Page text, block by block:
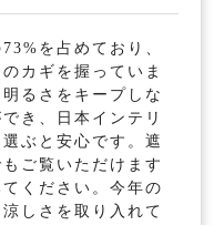
を占めており、
カギを握っていま
るさをキープしな
き、日本インテリ
ぶと安心です。遮
ご覧いただけます
ください。今年の
しさを取り入れて